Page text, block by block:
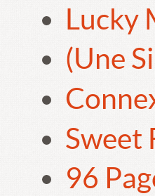
Lucky
(Une
Sweet
96